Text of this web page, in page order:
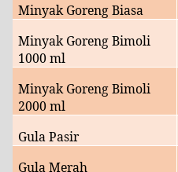
Minyak Goreng Biasa
Minyak Goreng Bimoli
1000 ml
Minyak Goreng Bimoli
2000 ml
Gula Pasir
Gula Merah